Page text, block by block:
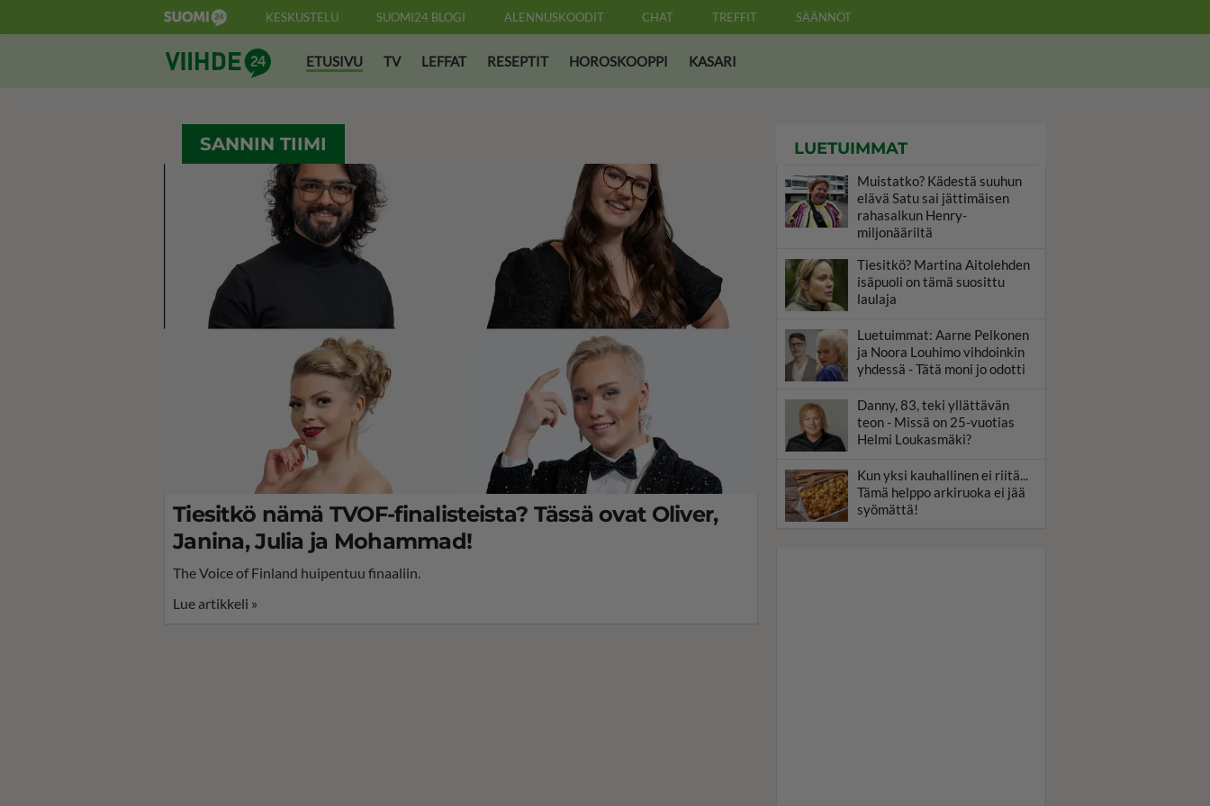
KESKUSTELU SUOMI24 BLOGI ALENNUSKOODIT CHAT TREFFIT SÄÄNNÖT
Suomi24 ViihdeETUSIVU TV LEFFAT RESEPTIT HOROSKOOPPI KASARI
SANNIN TIIMI
Tiesitkö nämä TVOF-finalisteista? Tässä ovat Oliver,
Janina, Julia ja Mohammad!
The Voice of Finland huipentuu finaaliin.
Lue artikkeli »
LUETUIMMAT
Muistatko? Kädestä suuhun
elävä Satu sai jättimäisen
rahasalkun Henry-
miljonääriltä
Tiesitkö? Martina Aitolehden
isäpuoli on tämä suosittu
laulaja
Luetuimmat: Aarne Pelkonen
ja Noora Louhimo vihdoinkin
yhdessä - Tätä moni jo odotti
Danny, 83, teki yllättävän
teon - Missä on 25-vuotias
Helmi Loukasmäki?
Kun yksi kauhallinen ei riitä...
Tämä helppo arkiruoka ei jää
syömättä!